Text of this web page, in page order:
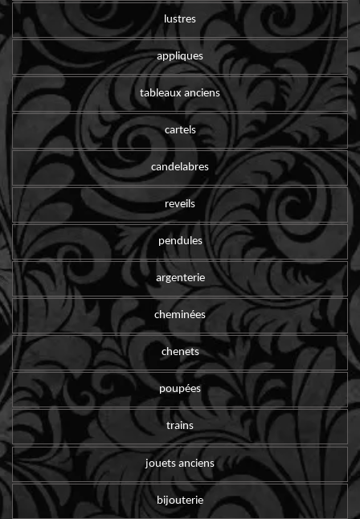
lustres
appliques
tableaux anciens
cartels
candelabres
reveils
pendules
argenterie
cheminées
chenets
poupées
trains
jouets anciens
bijouterie